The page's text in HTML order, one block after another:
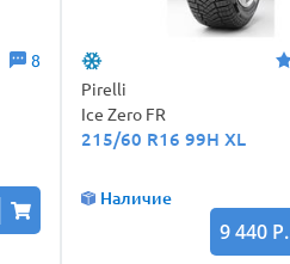
8
Pirelli
Ice Zero FR
215/60 R16 99H XL
Наличие
9 440 Р.